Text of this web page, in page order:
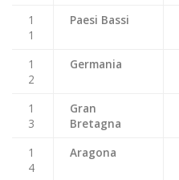
1
1
Paesi Bassi
1
2
Germania
1
3
Gran
Bretagna
1
4
Aragona